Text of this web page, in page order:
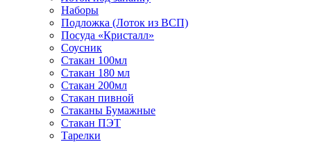
Наборы
Подложка (Лоток из ВСП)
Посуда «Кристалл»
Соусник
Стакан 100мл
Стакан 180 мл
Стакан 200мл
Стакан пивной
Стаканы Бумажные
Стакан ПЭТ
Тарелки